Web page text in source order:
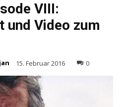
VIII:
und Video zum
15. Februar 2016 0